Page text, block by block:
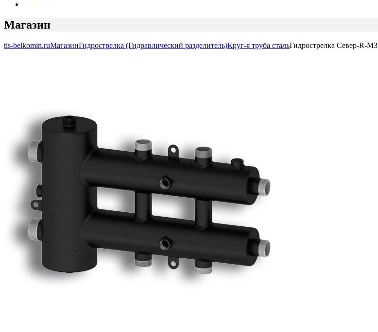
Магазин
tis-belkomin.ruМагазинГидрострелка (Гидравлический разделитель)Круг-я труба стальГидрострелка Север-R-М3